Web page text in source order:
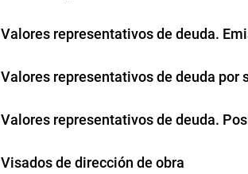
Valores representativos de deuda.
Valores representativos de deuda por
Valores representativos de deuda.
Visados de dirección de obra